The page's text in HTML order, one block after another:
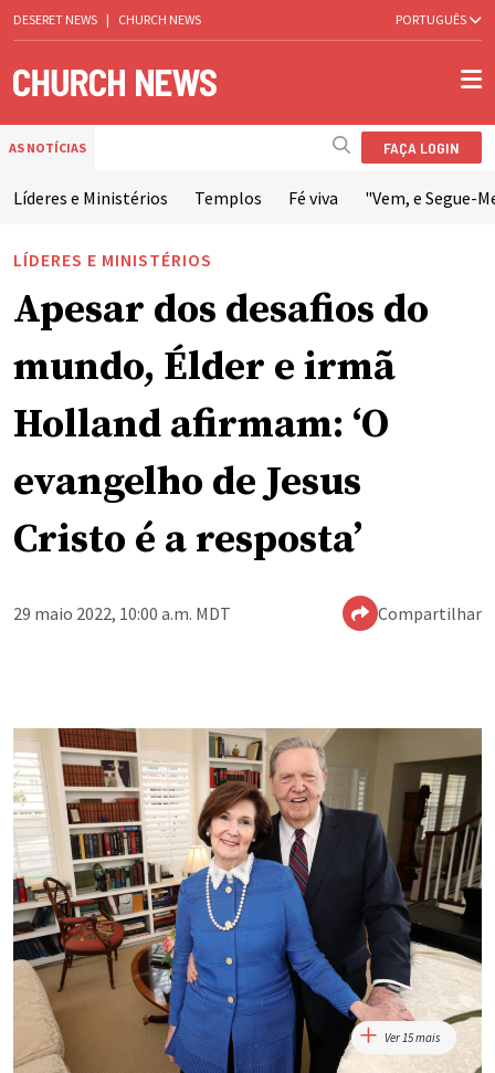
DESERET NEWS | CHURCH NEWS PORTUGUÊS
AS NOTÍCIAS FAÇA LOGIN
Líderes e Ministérios Templos Fé viva "Vem, e Segue-
LÍDERES E MINISTÉRIOS
Apesar dos desafios do
mundo, Élder e irmã
Holland afirmam: ‘O
evangelho de Jesus
Cristo é a resposta’
29 maio 2022, 10:00 a.m. MDT Compartilhar
Ver 15 mais